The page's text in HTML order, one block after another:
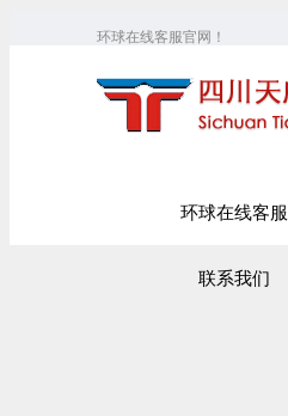
环球在线客服官网！
环球在线客服
联系我们